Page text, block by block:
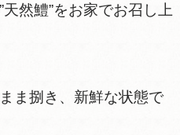
然鱧”をお家でお召し上
ま捌き、新鮮な状態で